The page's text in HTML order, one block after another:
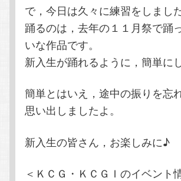
で，今日は久々に練習をしました
踊るのは，去年の１１月祭で踊
いな作品です。
新入生が踊れるように，簡単に
簡単とはいえ，途中の振りを忘
思い出しましたよ。
新入生の皆さん，お楽しみに♪
＜ＫＣＧ・ＫＣＧＩのイベント